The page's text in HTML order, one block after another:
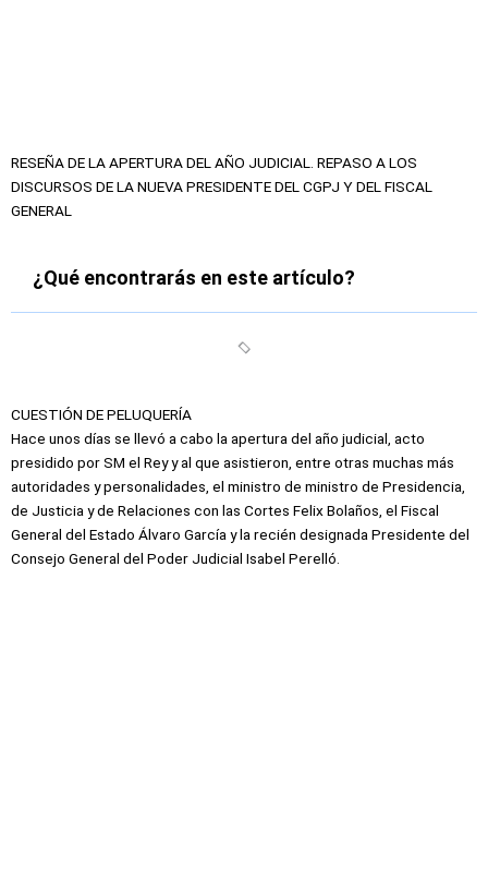
RESEÑA DE LA APERTURA DEL AÑO JUDICIAL. REPASO A LOS
DISCURSOS DE LA NUEVA PRESIDENTE DEL CGPJ Y DEL FISCAL
GENERAL
¿Qué encontrarás en este artículo?
CUESTIÓN DE PELUQUERÍA
Hace unos días se llevó a cabo la apertura del año judicial, acto
presidido por SM el Rey y al que asistieron, entre otras muchas más
autoridades y personalidades, el ministro de ministro de Presidencia,
de Justicia y de Relaciones con las Cortes Felix Bolaños, el Fiscal
General del Estado Álvaro García y la recién designada Presidente del
Consejo General del Poder Judicial Isabel Perelló.